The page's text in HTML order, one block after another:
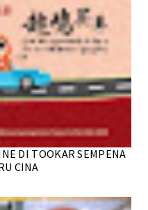
DI TOOKAR SEMPENA
CINA